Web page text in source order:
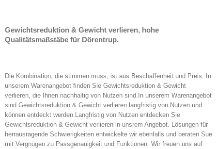
Gewichtsreduktion & Gewicht verlieren, hohe
Qualitätsmaßstäbe für Dörentrup.
Die Kombination, die stimmen muss, ist aus Beschaffenheit und Preis. In
unserem Warenangebot finden Sie Gewichtsreduktion & Gewicht
verlieren, die Ihnen nachhaltig von Nutzen sind.In unserem Warenangebot
sind Gewichtsreduktion & Gewicht verlieren langfristig von Nutzen und
können entdeckt werden.Langfristig von Nutzen entdecken Sie
Gewichtsreduktion & Gewicht verlieren in unsrem Angebot. Lösungen für
herrausragende Schwierigkeiten entwickelte wir ebenfalls und beraten Sue
mit Vergnügen zu Passgenauigkeit und Funktionen. Wir freuen uns auf